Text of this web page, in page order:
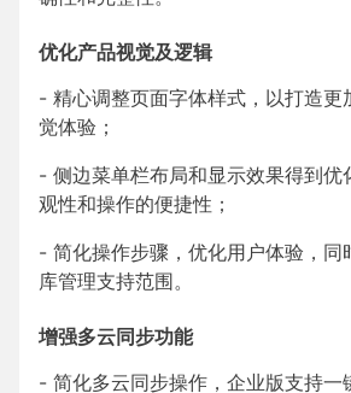
优化产品视觉及逻辑
- 精心调整页面字体样式，以打造更
觉体验；
- 侧边菜单栏布局和显示效果得到优
观性和操作的便捷性；
- 简化操作步骤，优化用户体验，同
库管理支持范围。
增强多云同步功能
- 简化多云同步操作，企业版支持一